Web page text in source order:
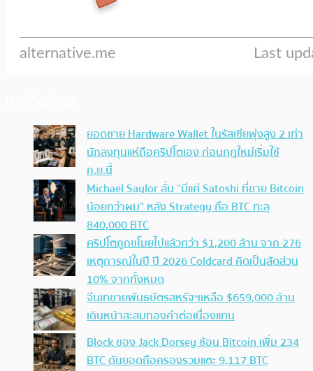
ยอดขาย Hardware Wallet ในรัสเซียพุ่งสูง 2 เท่า
นักลงทุนแห่ถือคริปโตเอง ก่อนกฎใหม่เริ่มใช้
ก.ย.นี้
Michael Saylor ลั่น “มีแค่ Satoshi ที่ขาย Bitcoin
น้อยกว่าผม” หลัง Strategy ถือ BTC ทะลุ
840,000 BTC
คริปโตถูกขโมยไปแล้วกว่า $1,200 ล้าน จาก 276
เหตุการณ์ในปี ปี 2026 Coldcard คิดเป็นสัดส่วน
10% จากทั้งหมด
จีนเทขายพันธบัตรสหรัฐฯเหลือ $659,000 ล้าน
เดินหน้าสะสมทองคำต่อเนื่องแทน
Block ของ Jack Dorsey ช้อน Bitcoin เพิ่ม 234
BTC ดันยอดถือครองรวมแตะ 9,117 BTC